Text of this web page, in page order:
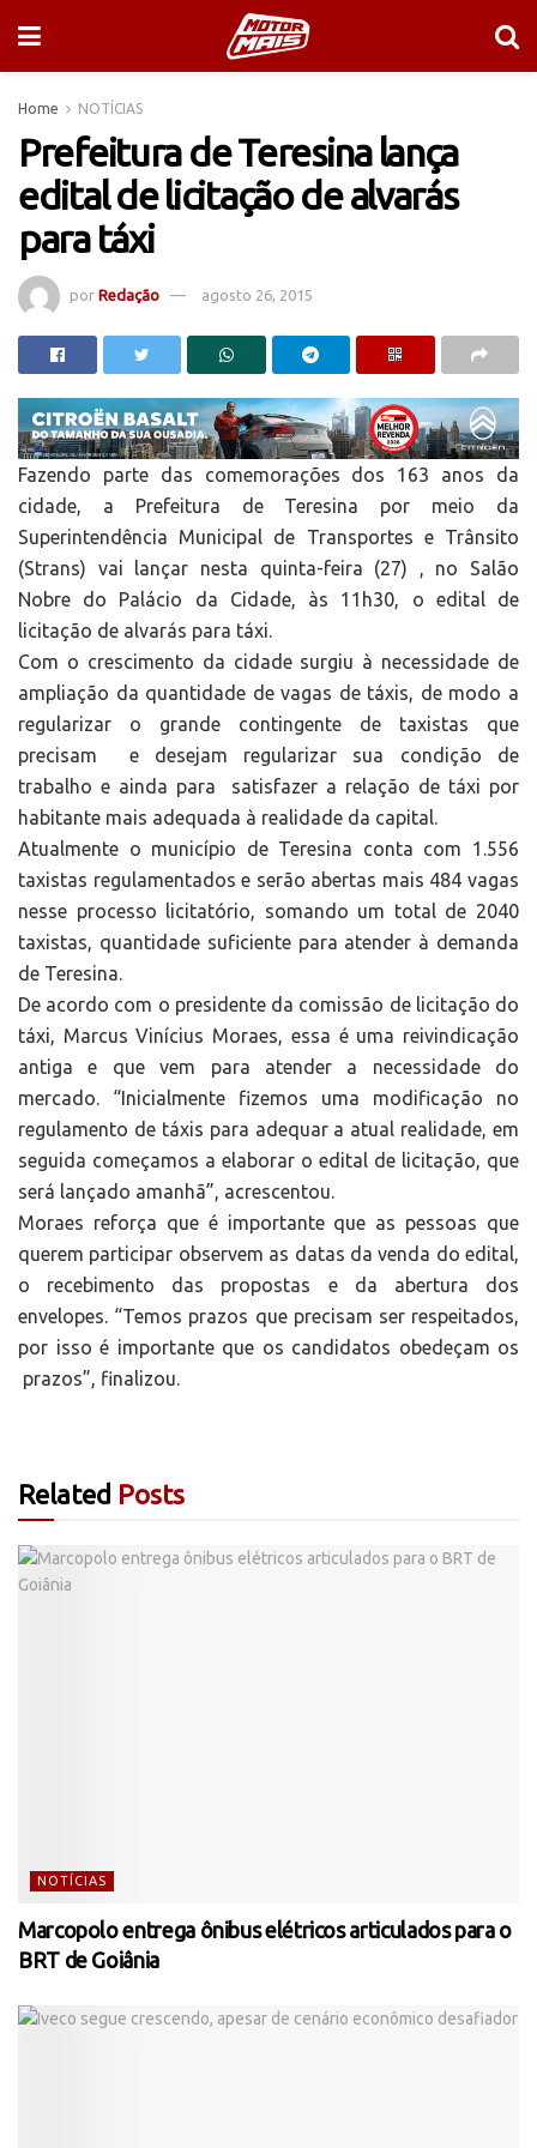
Home NOTÍCIAS
Prefeitura de Teresina lança
edital de licitação de alvarás
para táxi
por Redação agosto 26, 2015
Fazendo parte das comemorações dos 163 anos da
cidade, a Prefeitura de Teresina por meio da
Superintendência Municipal de Transportes e Trânsito
(Strans) vai lançar nesta quinta-feira (27) , no Salão
Nobre do Palácio da Cidade, às 11h30, o edital de
licitação de alvarás para táxi.
Com o crescimento da cidade surgiu à necessidade de
ampliação da quantidade de vagas de táxis, de modo a
regularizar o grande contingente de taxistas que
precisam e desejam regularizar sua condição de
trabalho e ainda para satisfazer a relação de táxi por
habitante mais adequada à realidade da capital.
Atualmente o município de Teresina conta com 1.556
taxistas regulamentados e serão abertas mais 484 vagas
nesse processo licitatório, somando um total de 2040
taxistas, quantidade suficiente para atender à demanda
de Teresina.
De acordo com o presidente da comissão de licitação do
táxi, Marcus Vinícius Moraes, essa é uma reivindicação
antiga e que vem para atender a necessidade do
mercado. “Inicialmente fizemos uma modificação no
regulamento de táxis para adequar a atual realidade, em
seguida começamos a elaborar o edital de licitação, que
será lançado amanhã”, acrescentou.
Moraes reforça que é importante que as pessoas que
querem participar observem as datas da venda do edital,
o recebimento das propostas e da abertura dos
envelopes. “Temos prazos que precisam ser respeitados,
por isso é importante que os candidatos obedeçam os
prazos”, finalizou.
Related Posts
NOTÍCIAS
Marcopolo entrega ônibus elétricos articulados para o
BRT de Goiânia